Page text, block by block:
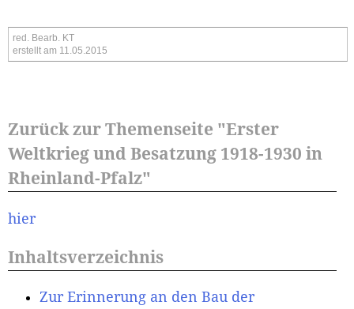
red. Bearb. KT
erstellt am 11.05.2015
Zurück zur Themenseite "Erster
Weltkrieg und Besatzung 1918-1930 in
Rheinland-Pfalz"
hier
Inhaltsverzeichnis
Zur Erinnerung an den Bau der